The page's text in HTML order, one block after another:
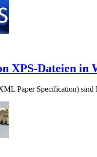
XPS-Dateien in
Paper Specification)